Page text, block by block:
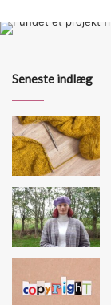
Seneste indlæg